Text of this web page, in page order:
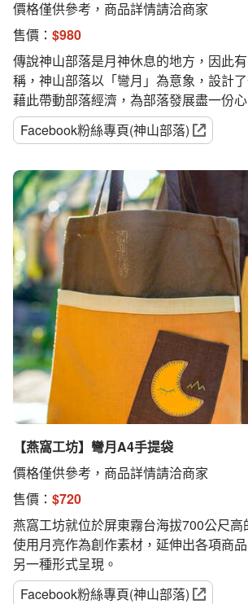
價格僅供參考，商品詳情請洽商家
售價： $980
傳說神山部落是月神休息的地方，因此
稱，神山部落以「彎月」為意象，設計
藉此帶動部落經濟，為部落發展盡一份心
Facebook粉絲專頁(神山部落)
【燕窩工坊】彎月A4手提袋
價格僅供參考，商品詳情請洽商家
售價： $720
燕窩工坊就位於屏東霧台海拔700公尺
使用月亮作為創作素材，延伸出各項商
另一種形式呈現。
Facebook粉絲專頁(神山部落)